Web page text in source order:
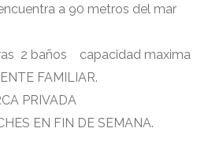
a 90 metros del mar
2 baños capacidad maxima
FAMILIAR.
PRIVADA
EN FIN DE SEMANA.